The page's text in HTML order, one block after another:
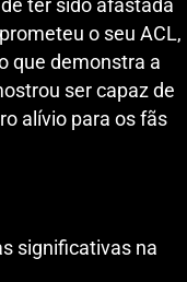
ter sido afastada
o seu ACL,
que demonstra a
ser capaz de
alívio para os fãs
significativas na